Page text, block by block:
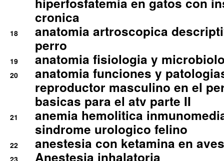
cronica
18
anatomia artroscopica
perro
19 anatomia fisiologia y
20
anatomia funciones y
reproductor masculino en el
basicas para el atv parte II
21
anemia hemolitica
sindrome urologico felino
22 anestesia con ketamina en
Anestesia inhalatoria